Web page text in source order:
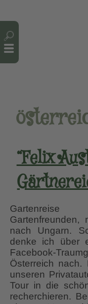
“Felix
Gartenfreunden,
nach Ungarn.
denke ich über
Facebook-
Österreich nach.
unseren
Tour in die
recherchieren.